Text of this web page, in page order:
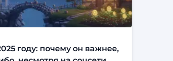
году: почему он важнее,